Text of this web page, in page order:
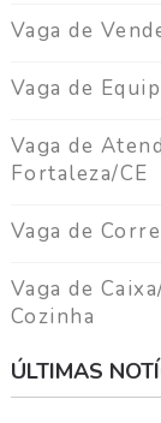
Vaga de
Vaga de
Vaga de
Fortaleza/CE
Vaga de
Vaga de
Cozinha
ÚLTIMAS